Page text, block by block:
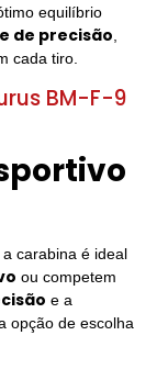
equilíbrio
de precisão,
cada tiro.
BM-F-9
carabina é ideal
ou competem
e a
opção de escolha